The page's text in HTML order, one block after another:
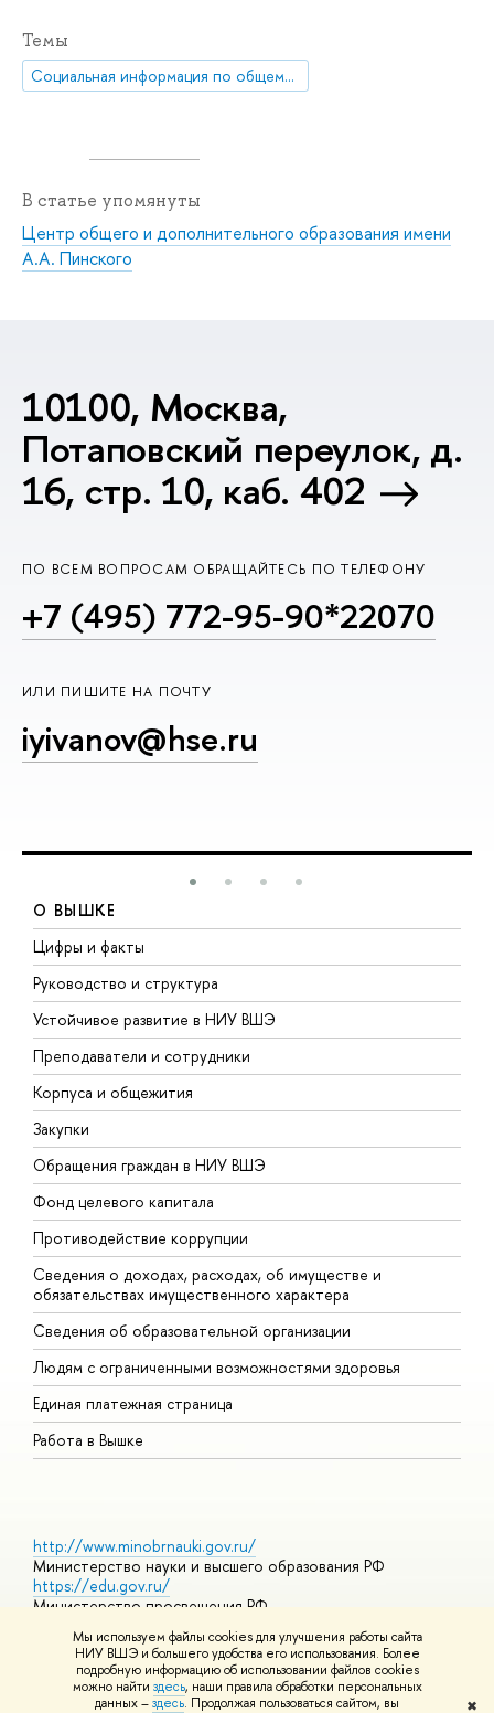
Мы используем файлы cookies для улучшения работы сайта
НИУ ВШЭ и большего удобства его использования. Более
подробную информацию об использовании файлов cookies
можно найти здесь, наши правила обработки персональных
данных –здесь. Продолжая пользоваться сайтом, вы
✖
Темы
Социальная информация по общему образованию
В статье упомянуты
Центр общего и дополнительного образования имени
А.А. Пинского
10100, Москва,
Потаповский переулок, д.
16, стр. 10, каб. 402
ПО ВСЕМ ВОПРОСАМ ОБРАЩАЙТЕСЬ ПО ТЕЛЕФОНУ
+7 (495) 772-95-90*22070
ИЛИ ПИШИТЕ НА ПОЧТУ
iyivanov@hse.ru
О ВЫШКЕ
Цифры и факты
Руководство и структура
Устойчивое развитие в НИУ ВШЭ
Преподаватели и сотрудники
Корпуса и общежития
Закупки
Обращения граждан в НИУ ВШЭ
Фонд целевого капитала
Противодействие коррупции
Сведения о доходах, расходах, об имуществе и
обязательствах имущественного характера
Сведения об образовательной организации
Людям с ограниченными возможностями здоровья
Единая платежная страница
Работа в Вышке
http://www.minobrnauki.gov.ru/
Министерство науки и высшего образования РФ
https://edu.gov.ru/
Министерство просвещения РФ
Массовые открытые онлайн-курсы